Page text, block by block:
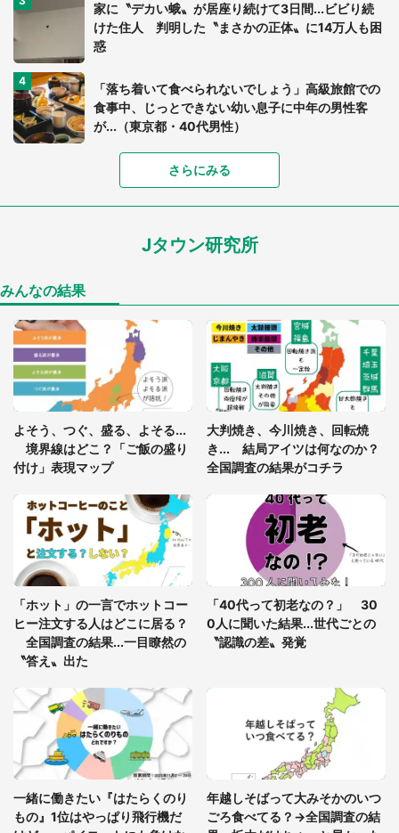
家に〝デカい蛾〟が居座り続けて3日間...ビビり続
けた住人 判明した〝まさかの正体〟に14万人も困
惑
「落ち着いて食べられないでしょう」高級旅館での
食事中、じっとできない幼い息子に中年の男性客
が...（東京都・40代男性）
「富豪すぎ」1歳息子の〝店頭駄々こね〟の内容に1.
7万人驚がく 「お菓子売り場ならまだしも...」「ハ
ードル高い」
あまりにも四角すぎる猫、激写される 「これもう
「閉所恐怖症の私は新幹線で大パニック。隣席の青
年に『手を繋いで』とお願いしたら...」 体験談に
8万人感動
グっちゃってた〝野生の野菜〟に6.5万人戦慄
「○○がない街に住んでいます」住人の呟きに30万
人驚がく 何が存在しないか、あなたはわかる？
「修学旅行に途中参加する娘を送って行ったら、真
っ暗な道で遭難状態。なんとか見つけた民家に助け
を求めると、住人の男性が...」
さらにみる
Jタウン研究所
みんなの結果
よそう、つぐ、盛る、よそる...
境界線はどこ？「ご飯の盛り
付け」表現マップ
大判焼き、今川焼き、回転焼
き... 結局アイツは何なのか？
全国調査の結果がコチラ
「ホット」の一言でホットコー
ヒー注文する人はどこに居る？
全国調査の結果...一目瞭然の
〝答え〟出た
「40代って初老なの？」 30
0人に聞いた結果...世代ごとの
〝認識の差〟発覚
一緒に働きたい『はたらくのり
もの』1位はやっぱり飛行機だ
年越しそばって大みそかのいつ
ごろ食べてる？→全国調査の結